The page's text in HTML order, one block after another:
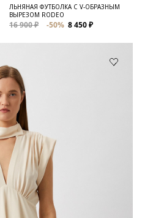
ЛЬНЯНАЯ ФУТБОЛКА С V-ОБРАЗНЫМ
ВЫРЕЗОМ RODEO
16 900 ₽ -50% 8 450 ₽